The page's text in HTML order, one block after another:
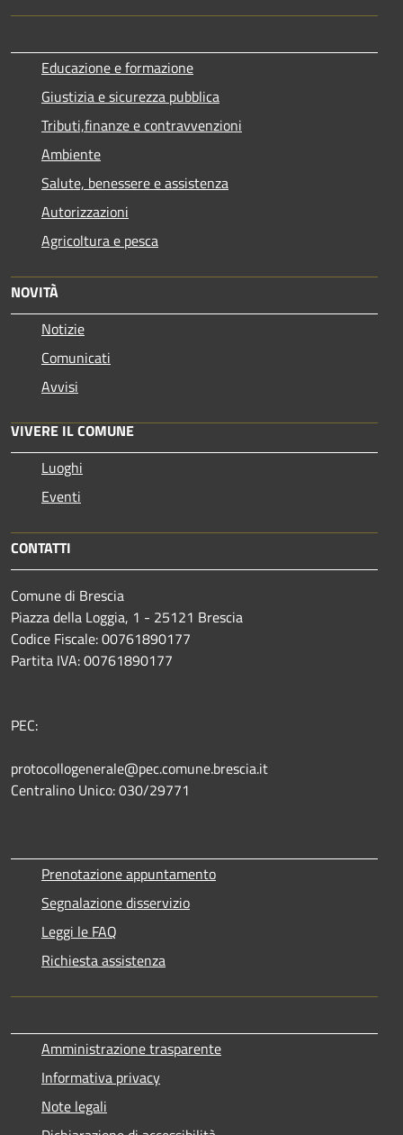
Educazione e formazione
Giustizia e sicurezza pubblica
Tributi,finanze e contravvenzioni
Ambiente
Salute, benessere e assistenza
Autorizzazioni
Agricoltura e pesca
NOVITÀ
Notizie
Comunicati
Avvisi
VIVERE IL COMUNE
Luoghi
Eventi
CONTATTI
Comune di Brescia
Piazza della Loggia, 1 - 25121 Brescia
Codice Fiscale: 00761890177
Partita IVA: 00761890177
PEC:
protocollogenerale@pec.comune.brescia.it
Centralino Unico: 030/29771
Prenotazione appuntamento
Segnalazione disservizio
Leggi le FAQ
Richiesta assistenza
Amministrazione trasparente
Informativa privacy
Note legali